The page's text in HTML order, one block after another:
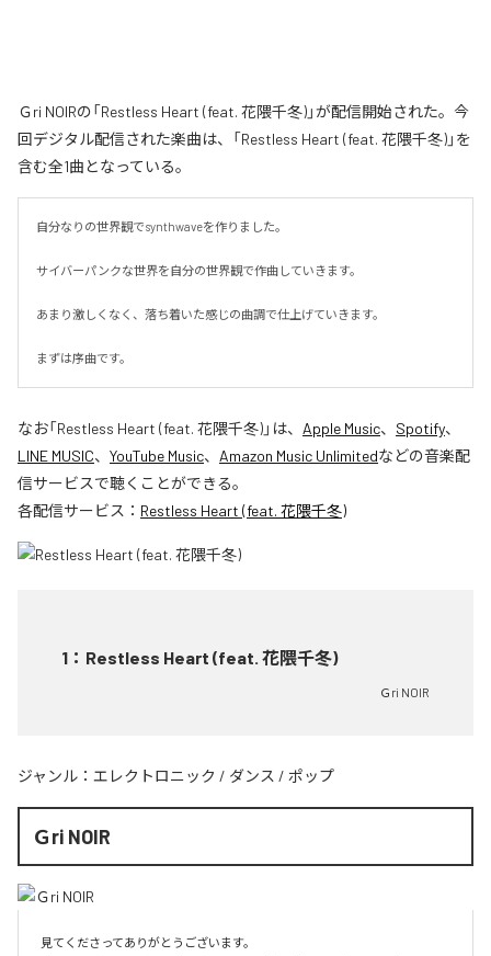
Ｇri NOIRの「Restless Heart (feat. 花隈千冬)」が配信開始された。今
回デジタル配信された楽曲は、「Restless Heart (feat. 花隈千冬)」を
含む全1曲となっている。
自分なりの世界観でsynthwaveを作りました。
サイバーパンクな世界を自分の世界観で作曲していきます。
あまり激しくなく、落ち着いた感じの曲調で仕上げていきます。
まずは序曲です。
なお「Restless Heart (feat. 花隈千冬)」は、 Apple Music、 Spotify、
LINE MUSIC、 YouTube Music、 Amazon Music Unlimitedなどの音楽配
信サービスで聴くことができる。
各配信サービス： Restless Heart (feat. 花隈千冬)
1 ： Restless Heart (feat. 花隈千冬)
Ｇri NOIR
ジャンル： エレクトロニック / ダンス / ポップ
Ｇri NOIR
見てくださってありがとうございます。